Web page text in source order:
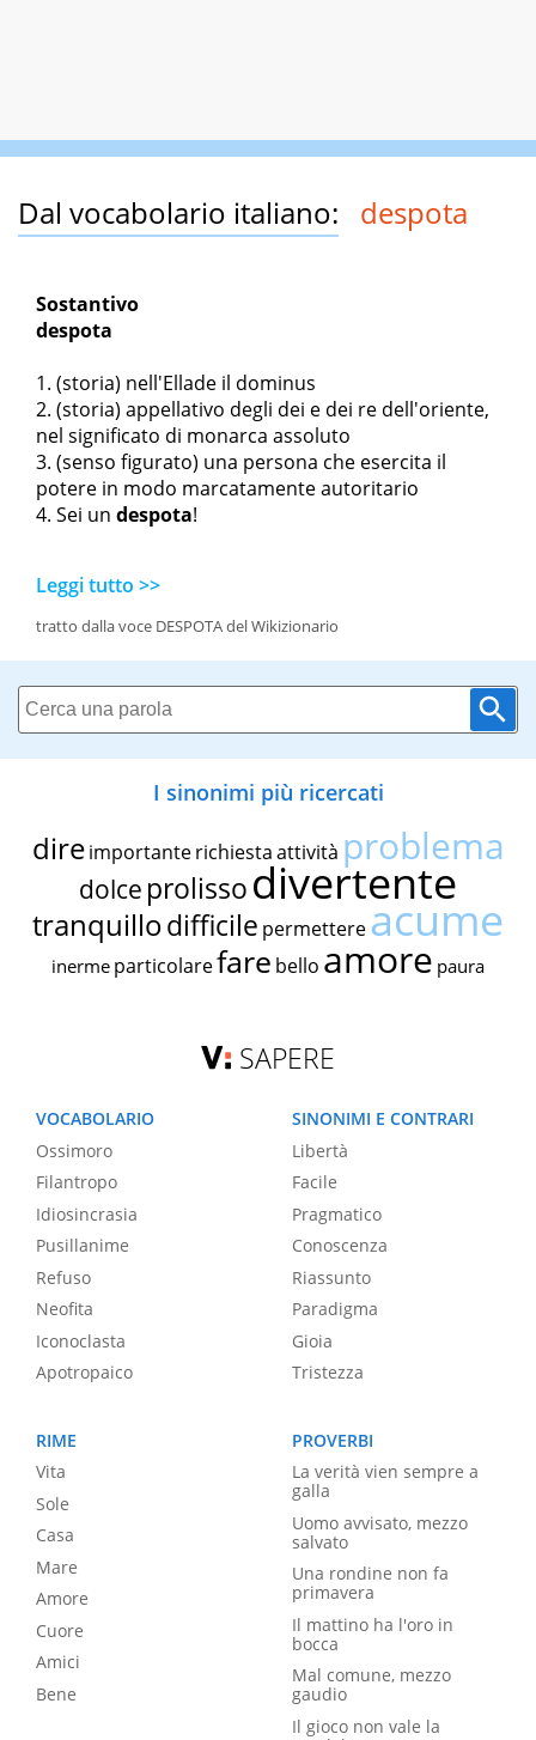
Dal vocabolario italiano: despota
Sostantivo
despota
(storia) nell'Ellade il dominus
(storia) appellativo degli dei e dei re dell'oriente,
nel significato di monarca assoluto
(senso figurato) una persona che esercita il
potere in modo marcatamente autoritario
Sei un despota!
Leggi tutto >>
tratto dalla voce DESPOTA del Wikizionario
I sinonimi più ricercati
dire importante richiestaattività problema
dolce prolissodivertente
tranquillodifficile permettereacume
inerme particolarefare bello amore paura
SAPERE
VOCABOLARIO
Ossimoro
Filantropo
Idiosincrasia
Pusillanime
Refuso
Neofita
Iconoclasta
Apotropaico
SINONIMI E CONTRARI
Libertà
Facile
Pragmatico
Conoscenza
Riassunto
Paradigma
Gioia
Tristezza
RIME
Vita
Sole
Casa
Mare
Amore
Cuore
Amici
Bene
PROVERBI
La verità vien sempre a
galla
Uomo avvisato, mezzo
salvato
Una rondine non fa
primavera
Il mattino ha l'oro in
bocca
Mal comune, mezzo
gaudio
Il gioco non vale la